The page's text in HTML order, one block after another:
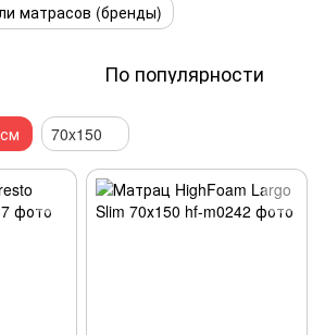
матрасов (бренды)
По популярности
70x150